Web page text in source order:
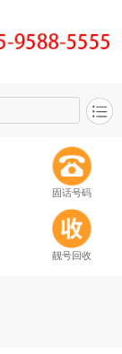
固话号码
靓号回收